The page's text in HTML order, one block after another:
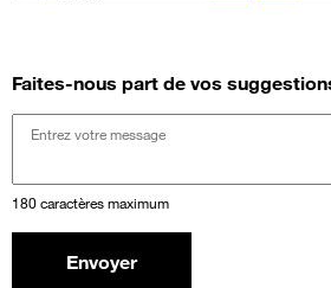
Faites-nous part de vos
180 caractères maximum
Envoyer